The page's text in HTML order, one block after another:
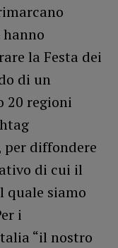
la Festa dei
di un
20 regioni
per diffondere
di cui il
quale siamo
i
“il nostro